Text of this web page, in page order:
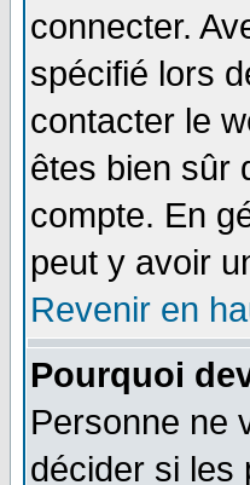
connecter.
spécifié lors
contacter le
êtes bien sûr
compte. En
peut y avoir
Revenir en
Pourquoi
Personne ne
décider si les